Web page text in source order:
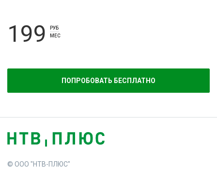
199
РУБ
МЕС
ПОПРОБОВАТЬ БЕСПЛАТНО
© ООО "НТВ-ПЛЮС"